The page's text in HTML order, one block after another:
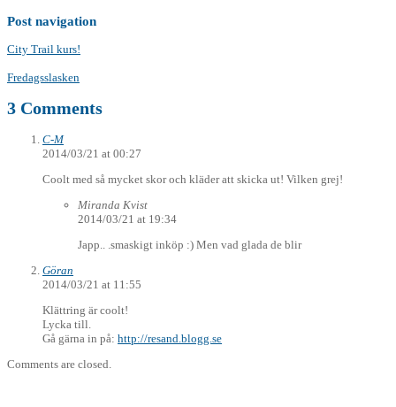
Post navigation
City Trail kurs!
Fredagsslasken
3 Comments
C-M
2014/03/21 at 00:27
Coolt med så mycket skor och kläder att skicka ut! Vilken grej!
Miranda Kvist
2014/03/21 at 19:34
Japp.. .smaskigt inköp :) Men vad glada de blir
Göran
2014/03/21 at 11:55
Klättring är coolt!
Lycka till.
Gå gärna in på: http://resand.blogg.se
Comments are closed.